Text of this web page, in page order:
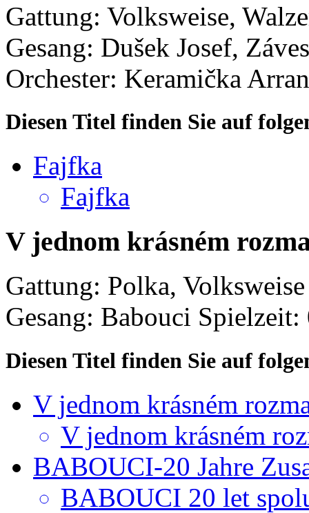
Gattung: Volksweise,
Gesang: Dušek Josef,
Orchester: Keramička
Diesen Titel finden Sie auf
Fajfka
Fajfka
V jednom krásném
Gattung: Polka, Volksweise
Gesang: Babouci Spielzeit:
Diesen Titel finden Sie auf
V jednom krásném
V jednom krásném
BABOUCI-20 Jahre
BABOUCI 20 let